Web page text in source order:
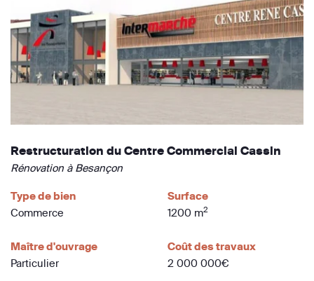
Restructuration du Centre Commercial Cassin
Rénovation à Besançon
Type de bien
Commerce
Surface
1200 m2
Maître d'ouvrage
Particulier
Coût des travaux
2 000 000€